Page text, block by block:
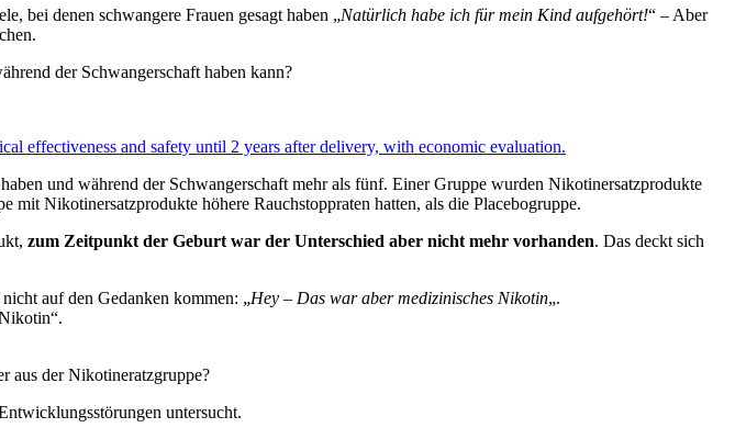
bei denen schwangere Frauen gesagt haben „Natürlich habe ich für mein Kind aufgehört!“ – Aber
der Schwangerschaft haben kann?
effectiveness and safety until 2 years after delivery, with economic evaluation.
und während der Schwangerschaft mehr als fünf. Einer Gruppe wurden Nikotinersatzprodukte
mit Nikotinersatzprodukte höhere Rauchstoppraten hatten, als die Placebogruppe.
zum Zeitpunkt der Geburt war der Unterschied aber nicht mehr vorhanden. Das deckt sich
auf den Gedanken kommen: „Hey – Das war aber medizinisches Nikotin„.
aus der Nikotineratzgruppe?
untersucht.